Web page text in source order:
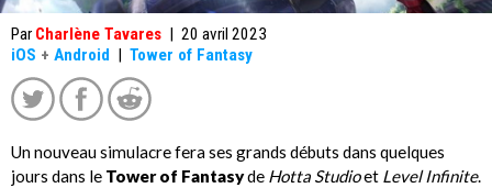
Par Charlène Tavares | 20 avril 2023
iOS + Android | Tower of Fantasy
Un nouveau simulacre fera ses grands débuts dans quelques
jours dans le Tower of Fantasyde Hotta Studioet Level Infinite.